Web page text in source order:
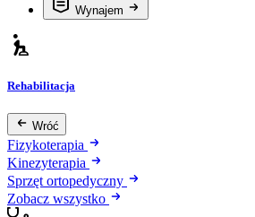
Wynajem
Rehabilitacja
Wróć
Fizykoterapia
Kinezyterapia
Sprzęt ortopedyczny
Zobacz wszystko